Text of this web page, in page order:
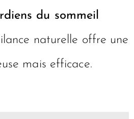
du sommeil
naturelle offre une
mais efficace.